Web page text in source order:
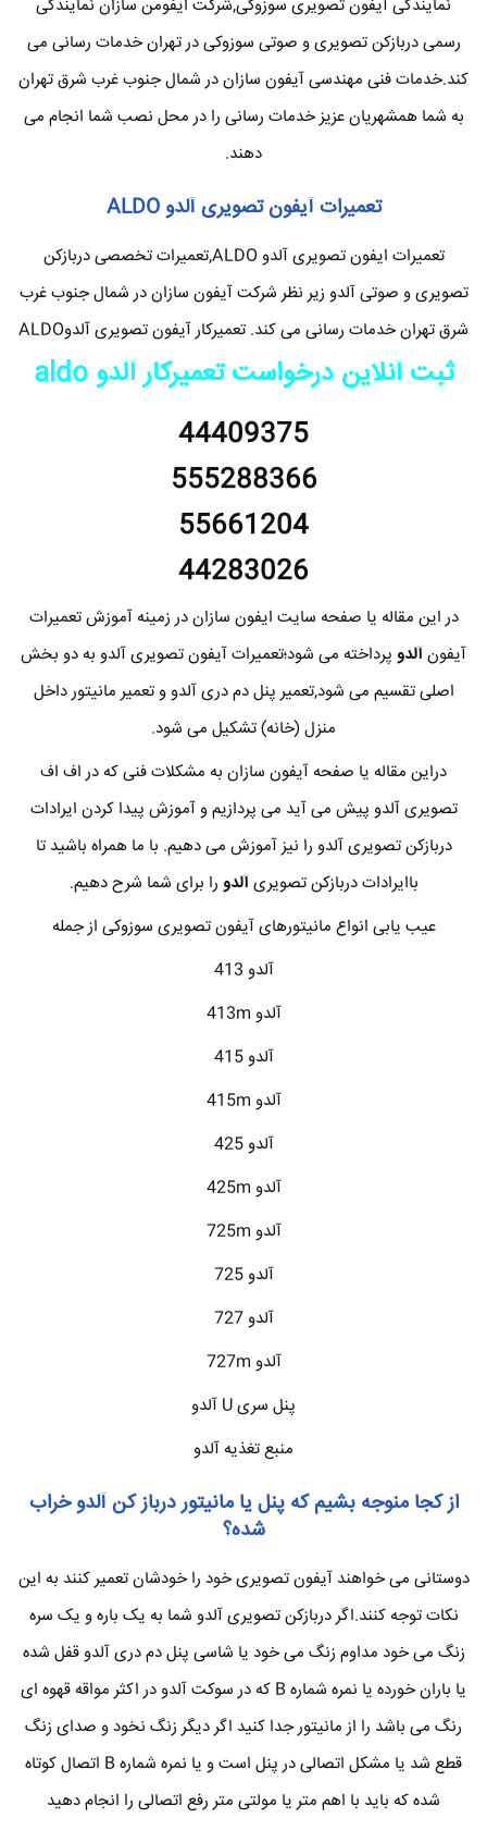
نمایندگی آیفون تصویری سوزوکی,شرکت ایفومن سازان نمایندگی
رسمی دربازکن تصویری و صوتی سوزوکی در تهران خدمات رسانی می
کند.خدمات فنی مهندسی آیفون سازان در شمال جنوب غرب شرق تهران
به شما همشهریان عزیز خدمات رسانی را در محل نصب شما انجام می
دهند.
تعمیرات آیفون تصویری آلدو ALDO
تعمیرات ایفون تصویری آلدو ALDO,تعمیرات تخصصی دربازکن
تصویری و صوتی آلدو زیر نظر شرکت آیفون سازان در شمال جنوب غرب
شرق تهران خدمات رسانی می کند. تعمیرکار آیفون تصویری آلدوALDO
ثبت آنلاین درخواست تعمیرکار آلدو aldo
44409375
555288366
55661204
44283026
در این مقاله یا صفحه سایت ایفون سازان در زمینه آموزش تعمیرات
آیفونآلدو پرداخته می شود؛تعمیرات آیفون تصویری آلدو به دو بخش
اصلی تقسیم می شود,تعمیر پنل دم دری آلدو و تعمیر مانیتور داخل
منزل (خانه) تشکیل می شود.
دراین مقاله یا صفحه آیفون سازان به مشکلات فنی که در اف اف
تصویری آلدو پیش می آید می پردازیم و آموزش پیدا کردن ایرادات
دربازکن تصویری آلدو را نیز آموزش می دهیم. با ما همراه باشید تا
باایرادات دربازکن تصویریآلدو را برای شما شرح دهیم.
عیب یابی انواع مانیتورهای آیفون تصویری سوزوکی از جمله
آلدو 413
آلدو 413m
آلدو 415
آلدو 415m
آلدو 425
آلدو 425m
آلدو 725m
آلدو 725
آلدو 727
آلدو 727m
پنل سری U آلدو
منبع تغذیه آلدو
از کجا منوجه بشیم که پنل یا مانیتور درباز کنآلدوخراب
شده؟
دوستانی می خواهند آیفون تصویری خود را خودشان تعمیر کنند به این
نکات توجه کنند.اگر دربازکن تصویری آلدو شما به یک باره و یک سره
زنگ می خود مداوم زنگ می خود یا شاسی پنل دم دری آلدو قفل شده
یا باران خورده یا نمره شماره B که در سوکت آلدو در اکثر مواقه قهوه ای
رنگ می باشد را از مانیتور جدا کنید اگر دیگر زنگ نخود و صدای زنگ
قطع شد یا مشکل اتصالی در پنل است و یا نمره شماره B اتصال کوتاه
شده که باید با اهم متر یا مولتی متر رفع اتصالی را انجام دهید